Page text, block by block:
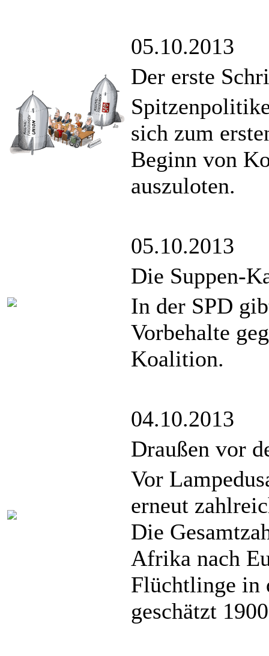
05.10.2013
Der erste
sich zum
Beginn von
auszuloten.
05.10.2013
Die Suppen-
In der SPD
Vorbehalte
Koalition.
04.10.2013
Draußen vor
Vor
erneut
Die
Afrika nach
Flüchtlinge in
geschätzt